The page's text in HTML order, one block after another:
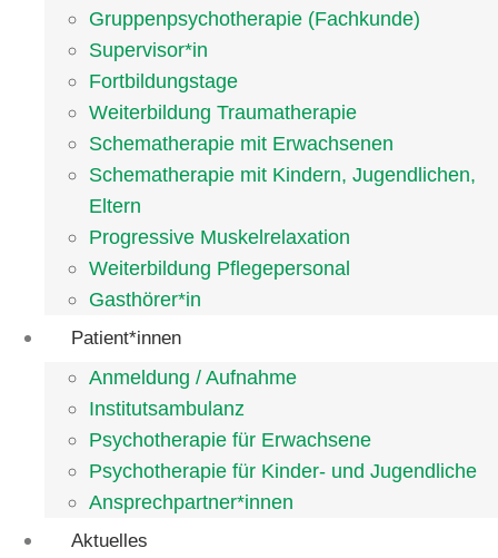
Gruppenpsychotherapie (Fachkunde)
Supervisor*in
Fortbildungstage
Weiterbildung Traumatherapie
Schematherapie mit Erwachsenen
Schematherapie mit Kindern, Jugendlichen,
Eltern
Progressive Muskelrelaxation
Weiterbildung Pflegepersonal
Gasthörer*in
Patient*innen
Anmeldung / Aufnahme
Institutsambulanz
Psychotherapie für Erwachsene
Psychotherapie für Kinder- und Jugendliche
Ansprechpartner*innen
Aktuelles